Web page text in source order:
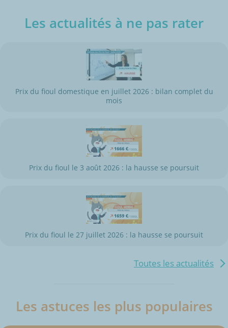
Les actualités à ne pas rater
Prix du fioul domestique en juillet 2026 : bilan complet du
mois
Prix du fioul le 3 août 2026 : la hausse se poursuit
Prix du fioul le 27 juillet 2026 : la hausse se poursuit
Toutes les actualités
Les astuces les plus populaires